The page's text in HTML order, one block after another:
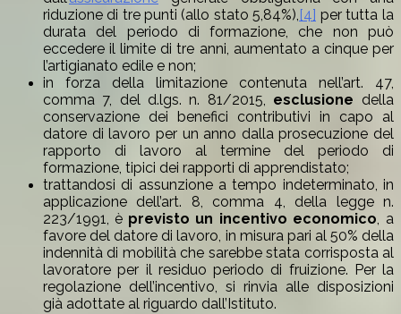
riduzione di tre punti (allo stato 5,84%),[4] per tutta la
durata del periodo di formazione, che non può
eccedere il limite di tre anni, aumentato a cinque per
l’artigianato edile e non;
in forza della limitazione contenuta nell’art. 47,
comma 7, del d.lgs. n. 81/2015, esclusione della
conservazione dei benefici contributivi in capo al
datore di lavoro per un anno dalla prosecuzione del
rapporto di lavoro al termine del periodo di
formazione, tipici dei rapporti di apprendistato;
trattandosi di assunzione a tempo indeterminato, in
applicazione dell’art. 8, comma 4, della legge n.
223/1991, è previsto un incentivo economico, a
favore del datore di lavoro, in misura pari al 50% della
indennità di mobilità che sarebbe stata corrisposta al
lavoratore per il residuo periodo di fruizione. Per la
regolazione dell’incentivo, si rinvia alle disposizioni
già adottate al riguardo dall’Istituto.